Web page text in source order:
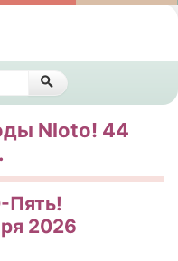
Nloto! 44
Пять!
2026